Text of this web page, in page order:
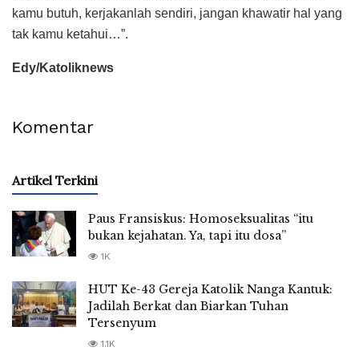
kamu butuh, kerjakanlah sendiri, jangan khawatir hal yang
tak kamu ketahui…”.
Edy/Katoliknews
Komentar
Artikel Terkini
Paus Fransiskus: Homoseksualitas “itu
bukan kejahatan. Ya, tapi itu dosa”
1K
HUT Ke-43 Gereja Katolik Nanga Kantuk:
Jadilah Berkat dan Biarkan Tuhan
Tersenyum
1.1K